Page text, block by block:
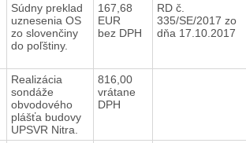
Súdny preklad
uznesenia OS
zo slovenčiny
do poľštiny.
167,68
EUR
bez DPH
RD č.
335/SE/2017 zo
dňa 17.10.2017
Realizácia
sondáže
obvodového
plášťa budovy
UPSVR Nitra.
816,00
vrátane
DPH